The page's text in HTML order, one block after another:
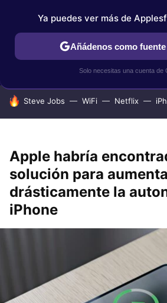
IPHONE TUTORIALES
HOY SE HABLA DE
Steve Jobs WiFi Netflix
Apple habría
solución para
drásticamente la
iPhone
Ya puedes ver más de
Añádenos como
Solo necesitas una cuenta de